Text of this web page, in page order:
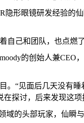
隐形眼镜研发经验的
自己和团队，也点燃
的创始人兼
。“见面后几天没有
探讨，后来发现这项
的头部玩家，仙瞬